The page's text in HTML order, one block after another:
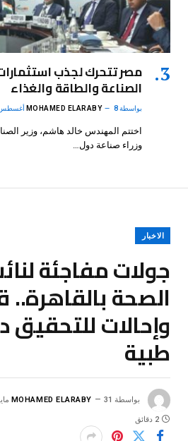
مصر تتحرك لجذب
الصناعة والطاقة والغذاء
بواسطة MOHAMED ELARABY 8 أغسطس، 2026
اختتم المهندس خالد هاشم، وزير
وزراء صناعة دول…
الاخبار
جولات مفاجئة
الصحة بالقاهرة..
وإحالات
طبية
بواسطة MOHAMED ELARABY 31 مايو، 2026
2 دقائق